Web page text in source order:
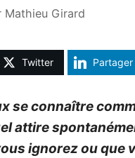
Mathieu Girard
Twitter Partager
se connaître
attire
ignorez ou que